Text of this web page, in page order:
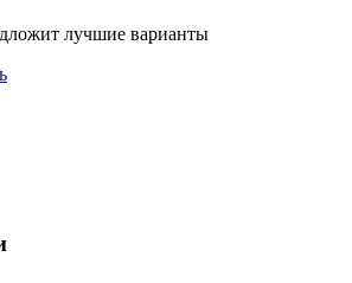
лучшие варианты